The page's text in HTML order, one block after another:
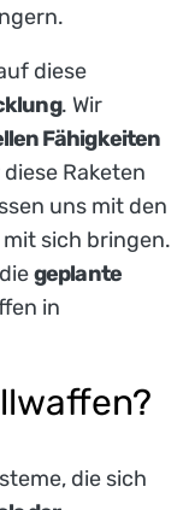
diese
. Wir
Fähigkeiten
Raketen
uns mit den
mit sich bringen.
geplante
in
die sich